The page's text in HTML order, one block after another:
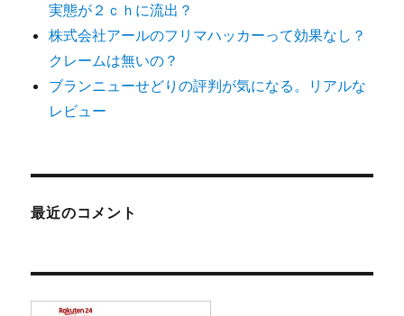
実態が２ｃｈに流出？
株式会社アールのフリマハッカーって効果なし？
クレームは無いの？
ブランニューせどりの評判が気になる。リアルな
レビュー
最近のコメント